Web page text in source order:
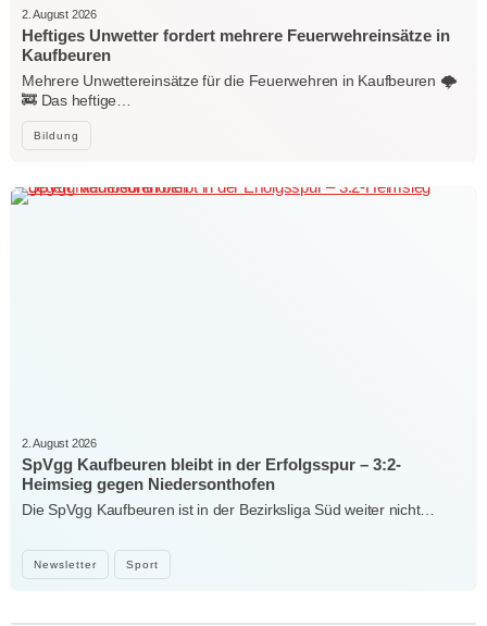
Bildung
2. August 2026
Heftiges Unwetter fordert mehrere Feuerwehreinsätze in
Kaufbeuren
Mehrere Unwettereinsätze für die Feuerwehren in Kaufbeuren 🌩️
🚒 Das heftige…
Newsletter Sport
2. August 2026
SpVgg Kaufbeuren bleibt in der Erfolgsspur – 3:2-
Heimsieg gegen Niedersonthofen
Die SpVgg Kaufbeuren ist in der Bezirksliga Süd weiter nicht…